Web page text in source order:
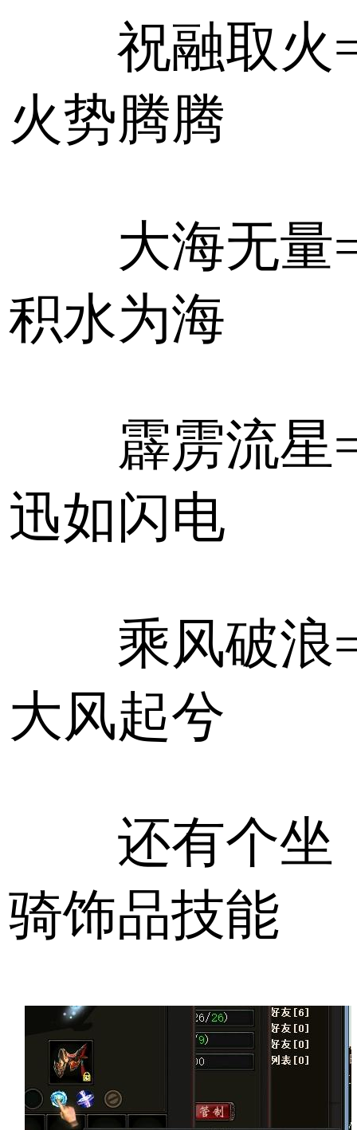
祝融取火
火势腾腾
大海无量
积水为海
霹雳流星
迅如闪电
乘风破浪
大风起兮
还有个坐
骑饰品技能